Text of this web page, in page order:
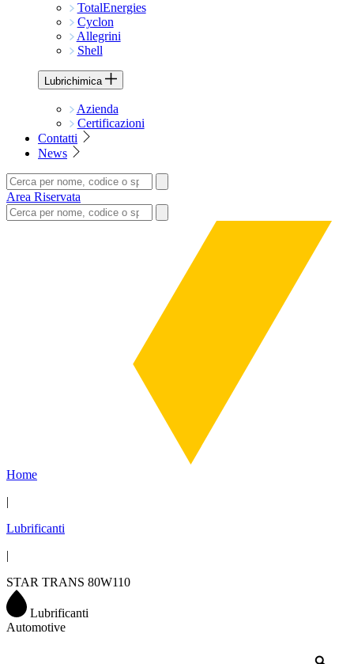
TotalEnergies
Cyclon
Allegrini
Shell
Lubrichimica
Azienda
Certificazioni
Contatti
News
Area Riservata
Home
|
Lubrificanti
|
STAR TRANS 80W110
Lubrificanti
Automotive